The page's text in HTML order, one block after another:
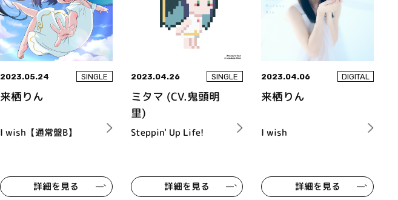
2023.05.24 SINGLE
来栖りん
I wish【通常盤B】
詳細を見る
2023.04.26 SINGLE
ミタマ (CV.鬼頭明
里)
Steppin' Up Life!
詳細を見る
2023.04.06 DIGITAL
来栖りん
I wish
詳細を見る